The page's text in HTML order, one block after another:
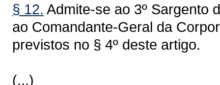
§ 12. Admite-se ao 3º Sargento
ao Comandante-Geral da
previstos no § 4º deste artigo.
(...)